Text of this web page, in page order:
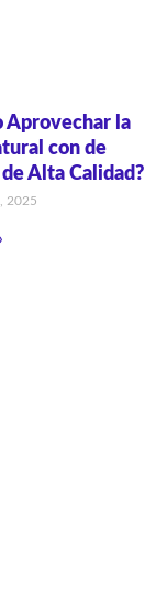
Aprovechar la
con de
Alta Calidad?
2025